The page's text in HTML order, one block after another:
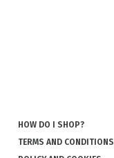
HOW DO I SHOP?
TERMS AND CONDITIONS